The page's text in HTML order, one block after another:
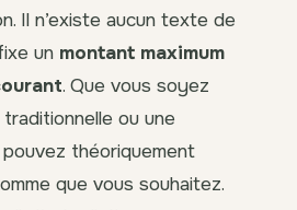
Il n’existe aucun texte de
un montant maximum
. Que vous soyez
ou une
théoriquement
que vous souhaitez.